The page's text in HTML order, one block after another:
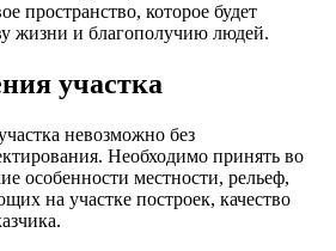
пространство, которое будет
жизни и благополучию людей.
участка
невозможно без
Необходимо принять во
особенности местности, рельеф,
на участке построек, качество